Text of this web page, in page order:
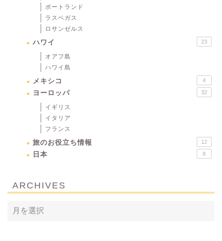
ポートランド
ラスベガス
ロサンゼルス
ハワイ 23
オアフ島
ハワイ島
メキシコ 4
ヨーロッパ 32
イギリス
イタリア
フランス
旅のお役立ち情報 12
日本 8
ARCHIVES